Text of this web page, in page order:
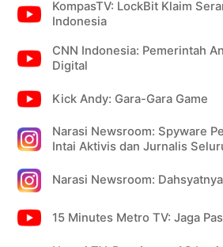
KompasTV: LockBit Klaim
Indonesia
CNN Indonesia: Pemerintah
Digital
Kick Andy: Gara-Gara Game
Narasi Newsroom: Spyware
Intai Aktivis dan Jurnalis
Narasi Newsroom:
15 Minutes Metro TV: Jaga